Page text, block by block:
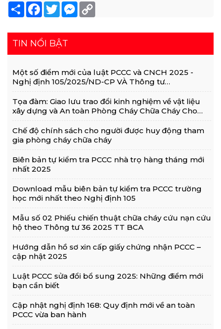
Share Facebook
TwitterMessenger
TIN NỔI BẬT
Một số điểm mới của luật PCCC và CNCH 2025 -
Nghị định 105/2025/ND-CP VÀ Thông tư
Tọa đàm: Giao lưu trao đổi kinh nghiệm về vật liệu
xây dựng và An toàn Phòng Cháy Chữa Cháy Cho
Chế độ chính sách cho người được huy động tham
gia phòng cháy chữa cháy
Biên bản tự kiểm tra PCCC nhà trọ hàng tháng mới
nhất 2025
Download mẫu biên bản tự kiểm tra PCCC trường
học mới nhất theo Nghị định 105
Mẫu số 02 Phiếu chiến thuật chữa cháy cứu nạn cứu
hộ theo Thông tư 36 2025 TT BCA
Hướng dẫn hồ sơ xin cấp giấy chứng nhận PCCC –
cập nhật 2025
Luật PCCC sửa đổi bổ sung 2025: Những điểm mới
bạn cần biết
Cập nhật nghị định 168: Quy định mới về an toàn
PCCC vừa ban hành